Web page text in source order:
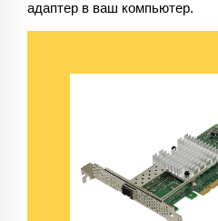
адаптер в ваш компьютер.